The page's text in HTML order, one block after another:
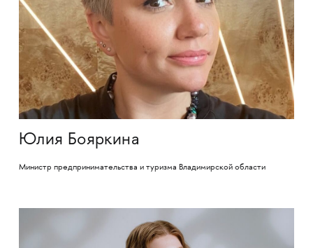
Юлия Бояркина
Министр предпринимательства и туризма Владимирской области